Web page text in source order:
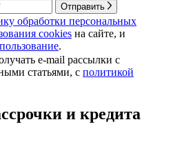
Отправить
обработки персональных
cookies на сайте, и
.
e-mail рассылки с
статьями, с политикой
и кредита